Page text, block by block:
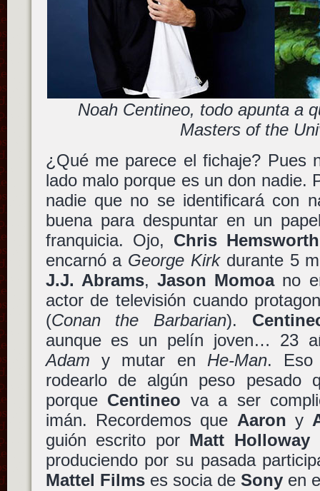
Noah Centineo, todo apunta a
Masters of the
¿Qué me parece el fichaje? Pues
lado malo porque es un don nadie.
nadie que no se identificará con
buena para despuntar en un
franquicia. Ojo, Chris Hemsworth
encarnó a George Kirkdurante 5
J.J. Abrams, Jason Momoano
actor de televisión cuando
(Conan the Barbarian).
aunque es un pelín joven… 23
Adam y mutar en He-Man. Eso
rodearlo de algún peso pesado
porque Centineo va a ser
imán. Recordemos que Aaron y
guión escrito por Matt Holloway
produciendo por su pasada
Mattel Filmses socia de Sonyen